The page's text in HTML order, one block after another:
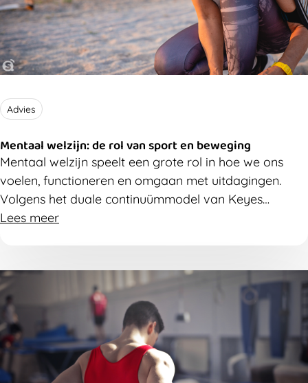
Advies
Mentaal welzijn: de rol van sport en beweging
Mentaal welzijn speelt een grote rol in hoe we ons
voelen, functioneren en omgaan met uitdagingen.
Volgens het duale continuümmodel van Keyes
bestaat mentale gezondheid uit zowel mentaal
beide onderdelen een positieve invloed en helpen ons
mentaal in balans te blijven.
Lees meer